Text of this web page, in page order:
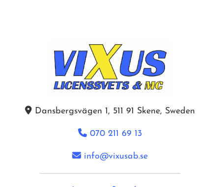
 Dansbergsvägen 1, 511 91 Skene, Sweden
 070 211 69 13
 info@vixusab.se